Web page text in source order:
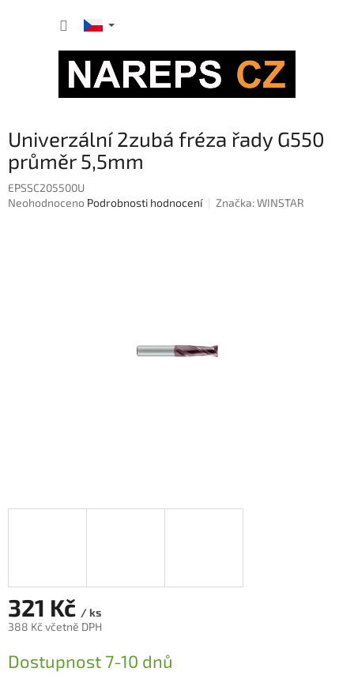
Univerzální 2zubá fréza řady G550
průměr 5,5mm
EPSSC205500U
Průměrné
Neohodnoceno Podrobnosti hodnocení Značka:WINSTAR
321 Kč / ks
388 Kč včetně DPH
cena:
Dostupnost 7-10 dnů